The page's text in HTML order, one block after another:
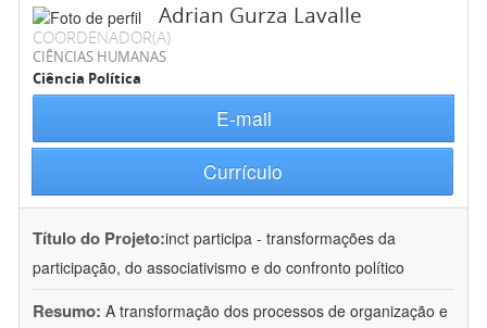
Adrian Gurza Lavalle
COORDENADOR(A)
CIÊNCIAS HUMANAS
Ciência Política
E-mail
Currículo
Título do Projeto:inct participa - transformações da
participação, do associativismo e do confronto político
Resumo: A transformação dos processos de organização e